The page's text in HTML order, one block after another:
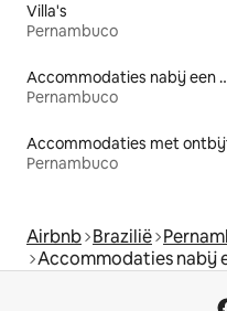
Villa's
Pernambuco
Pernambuco
Accommodaties met
Pernambuco
Airbnb Brazilië
Accommodaties nabij